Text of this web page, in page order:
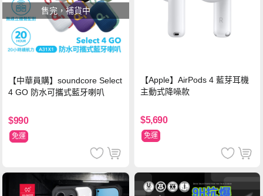
售完，補貨中
【中華員購】soundcore Select
4 GO 防水可攜式藍牙喇叭
$990
免運
【Apple】AirPods 4 藍芽耳機
主動式降噪款
$5,690
免運